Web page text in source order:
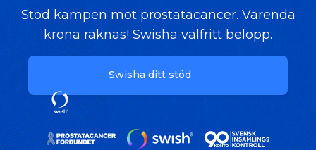
Stöd kampen mot prostatacancer. Varenda
krona räknas! Swisha valfritt belopp.
Swisha ditt stöd